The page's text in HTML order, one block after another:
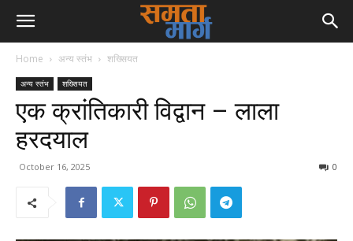
Home अन्य स्तंभ शख्सियत
अन्य स्तंभ शख्सियत
एक क्रांतिकारी विद्वान – लाला
हरदयाल
October 16, 2025 0